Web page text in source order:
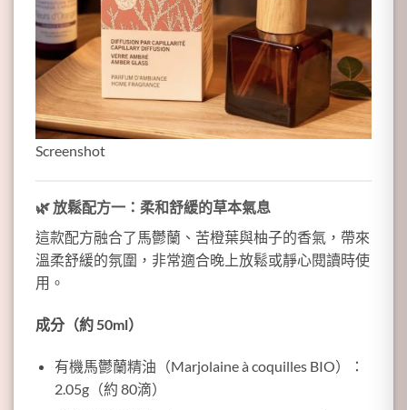
Screenshot
🌿放鬆配方一：柔和舒緩的草本氣息
這款配方融合了馬鬱蘭、苦橙葉與柚子的香氣，帶來
溫柔舒緩的氛圍，非常適合晚上放鬆或靜心閱讀時使
用。
成分（約 50ml）
有機馬鬱蘭精油（Marjolaine à coquilles BIO）：
2.05g（約 80滴）